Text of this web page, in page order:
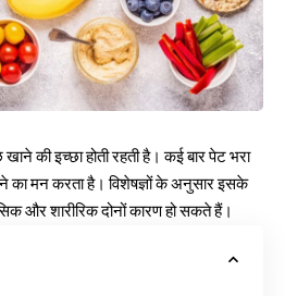
की इच्छा होती रहती है। कई बार पेट भरा
का मन करता है। विशेषज्ञों के अनुसार इसके
और शारीरिक दोनों कारण हो सकते हैं।